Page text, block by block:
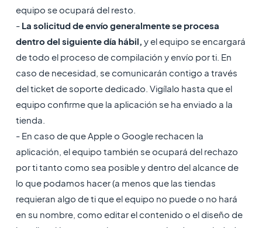
equipo se ocupará del resto.
-La solicitud de envío generalmente se procesa
dentro del siguiente día hábil, y el equipo se encargará
de todo el proceso de compilación y envío por ti. En
caso de necesidad, se comunicarán contigo a través
del ticket de soporte dedicado. Vigílalo hasta que el
equipo confirme que la aplicación se ha enviado a la
tienda.
- En caso de que Apple o Google rechacen la
aplicación, el equipo también se ocupará del rechazo
por ti tanto como sea posible y dentro del alcance de
lo que podamos hacer (a menos que las tiendas
requieran algo de ti que el equipo no puede o no hará
en su nombre, como editar el contenido o el diseño de